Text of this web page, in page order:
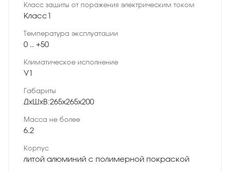
Класс защиты от поражения электрическим током
Класс1
Температура эксплуатации
0 .. +50
Климатическое исполнение
У1
Габариты
ДхШхВ:265х265х200
Масса не более
6.2
Корпус
литой алюминий с полимерной покраской